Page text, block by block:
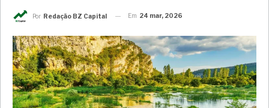
Por Redação BZ Capital Em 24 mar, 2026